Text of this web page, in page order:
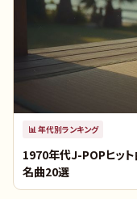
📊年代別ランキング
1970年代J-POPヒット
名曲20選